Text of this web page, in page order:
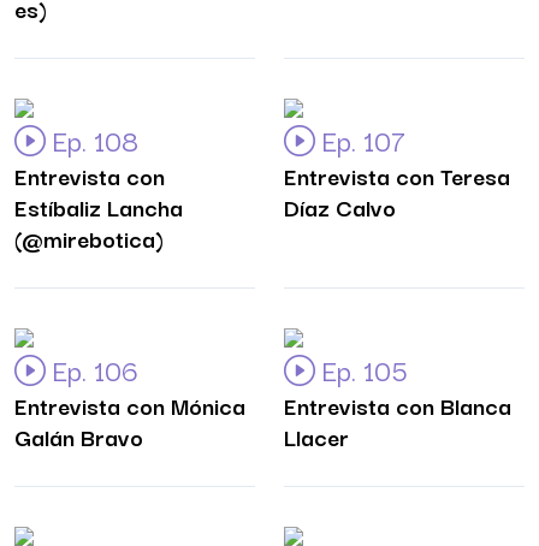
es)
Ep. 108
Entrevista con
Estíbaliz Lancha
(@mirebotica)
Ep. 107
Entrevista con Teresa
Díaz Calvo
Ep. 106
Entrevista con Mónica
Galán Bravo
Ep. 105
Entrevista con Blanca
Llacer